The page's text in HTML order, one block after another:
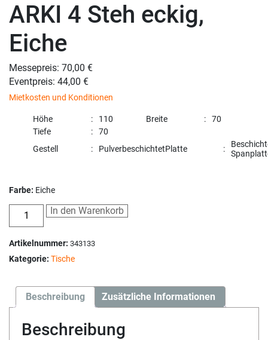
ARKI 4 Steh eckig,
Eiche
Messepreis: 70,00 €
Eventpreis: 44,00 €
Mietkosten und Konditionen
Höhe 110 Breite
70
Tiefe
70
Gestell
PulverbeschichtetPlatte
Farbe: Eiche
In den Warenkorb
Artikelnummer: 343133
Kategorie: Tische
Beschreibung Zusätzliche Informationen
Beschreibung